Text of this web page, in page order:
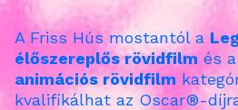
A Friss Hús mostantól a
élőszereplős rövidfilm és a
animációs rövidfilm
kvalifikálhat az Oscar®-